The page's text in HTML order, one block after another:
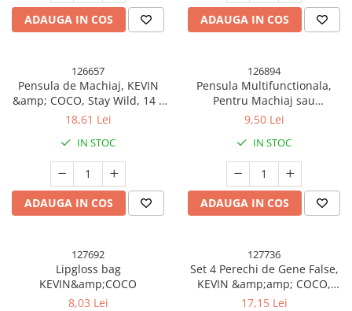
Pahare, Sticle si Cani
Ustensile pentru Bucătărie
Veselă pentru Masă
Articole pentru Casa si Curatenie
Accesorii Ingrijire Casa
Diverse Casa
Incalzire si climatizare
Lumanari
Maturi, Perii, Mopuri si Galeti
Produse ingrijire incaltaminte
Radiatoare si Seminee electrice
ADAUGA IN COS ADAUGA IN COS
126657
Pensula de Machiaj, KEVIN
&amp; COCO, Stay Wild, 14 x
4 x 1.5 cm, Roz
18,61 Lei
IN STOC
ADAUGA IN COS
126894
Pensula Multifunctionala,
Pentru Machiaj sau
Indepartat Praful din Masina,
Protectie, Negru
9,50 Lei
IN STOC
ADAUGA IN COS
127692
Lipgloss bag
KEVIN&amp;COCO
8,03 Lei
127736
Set 4 Perechi de Gene False,
KEVIN &amp;amp; COCO,
Marimea 2
17,15 Lei